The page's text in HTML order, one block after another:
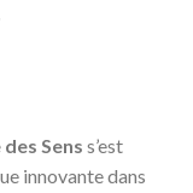
Sens s’est
innovante dans